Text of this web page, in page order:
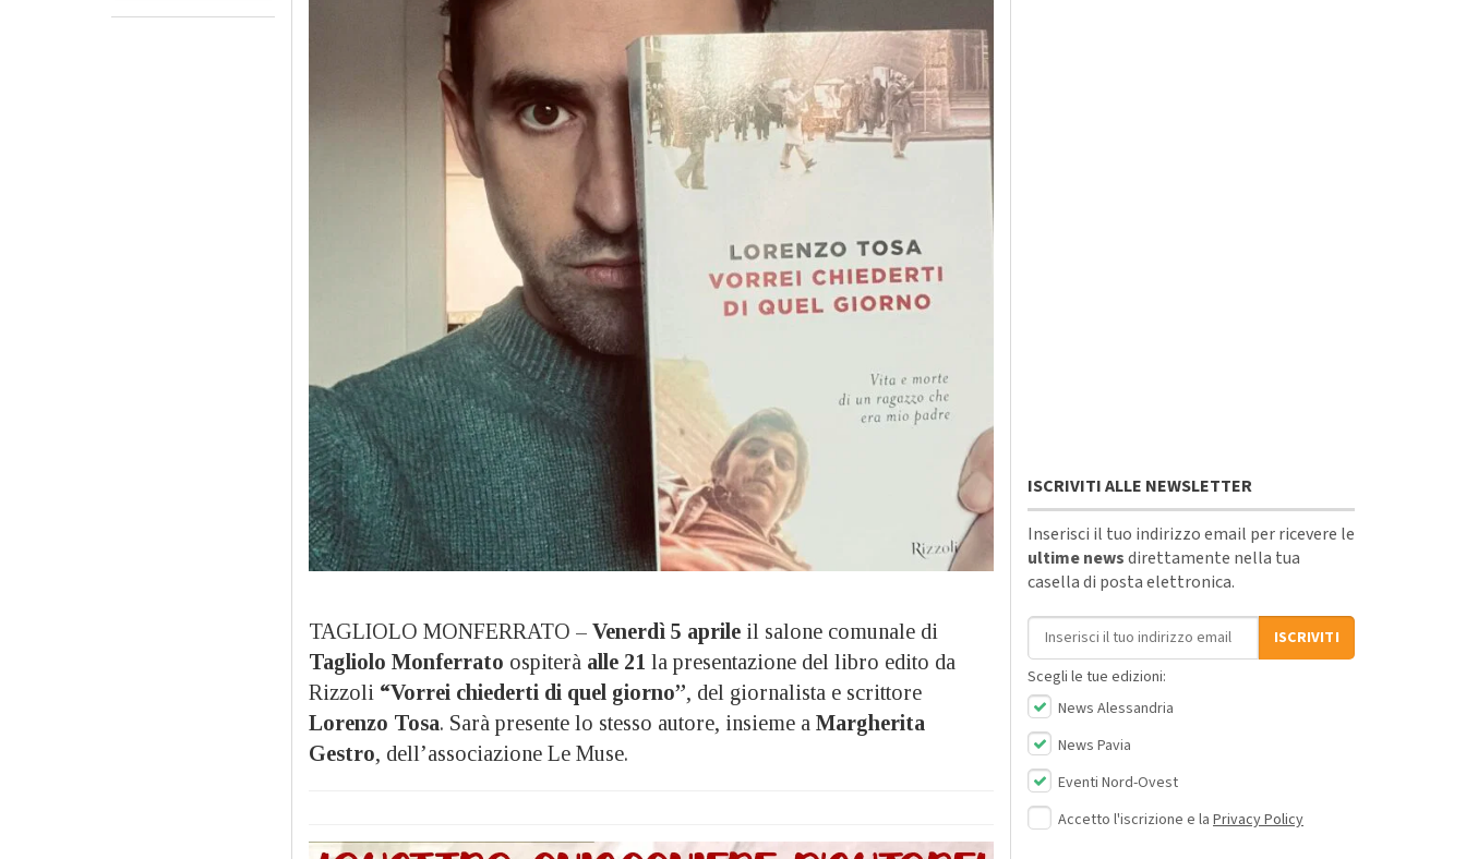
TAGLIOLO MONFERRATO – Venerdì 5 aprile il salone comunale di
Tagliolo Monferrato ospiterà alle 21 la presentazione del libro edito da
Rizzoli “Vorrei chiederti di quel giorno”, del giornalista e scrittore
Lorenzo Tosa. Sarà presente lo stesso autore, insieme a Margherita
Gestro, dell’associazione Le Muse.
ISCRIVITI ALLE NEWSLETTER
Inserisci il tuo indirizzo email per ricevere le
ultime newsdirettamente nella tua
casella di posta elettronica.
Indirizzo email
ISCRIVITI
Scegli le tue edizioni:
News Alessandria
News Pavia
Eventi Nord-Ovest
Accetto l'iscrizione e la Privacy Policy